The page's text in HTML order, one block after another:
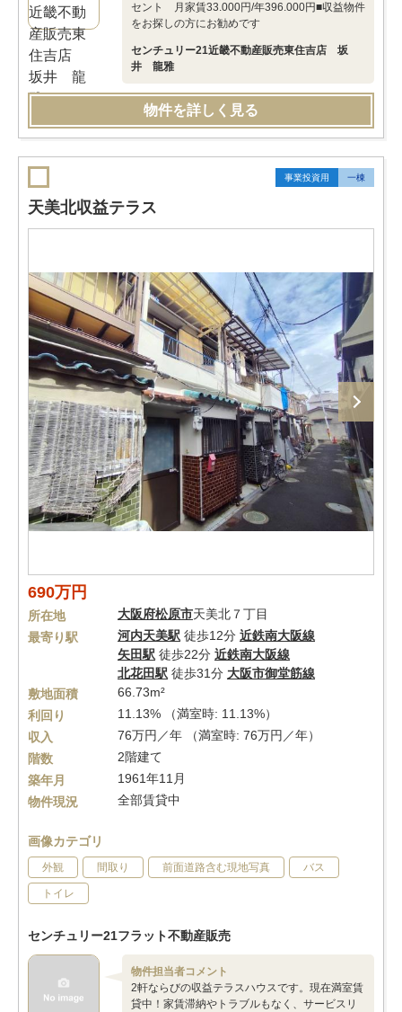
セント 月家賃33.000円/年396.000円■収益物件
をお探しの方にお勧めです
センチュリー21近畿不動産販売東住吉店 坂
井 龍雅
物件を詳しく見る
事業投資用 一棟
天美北収益テラス
690万円
所在地 大阪府松原市天美北７丁目
最寄り駅
河内天美駅 徒歩12分 近鉄南大阪線
矢田駅 徒歩22分 近鉄南大阪線
北花田駅 徒歩31分 大阪市御堂筋線
敷地面積
66.73m²
利回り
11.13% （満室時: 11.13%）
収入
76万円／年 （満室時: 76万円／年）
階数
2階建て
築年月
1961年11月
物件現況
全部賃貸中
画像カテゴリ
外観 間取り 前面道路含む現地写真 バス
トイレ
センチュリー21フラット不動産販売
物件担当者コメント
2軒ならびの収益テラスハウスです。現在満室賃
貸中！家賃滞納やトラブルもなく、サービスリ